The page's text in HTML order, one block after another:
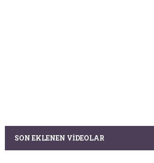
SON EKLENEN VIDEOLAR